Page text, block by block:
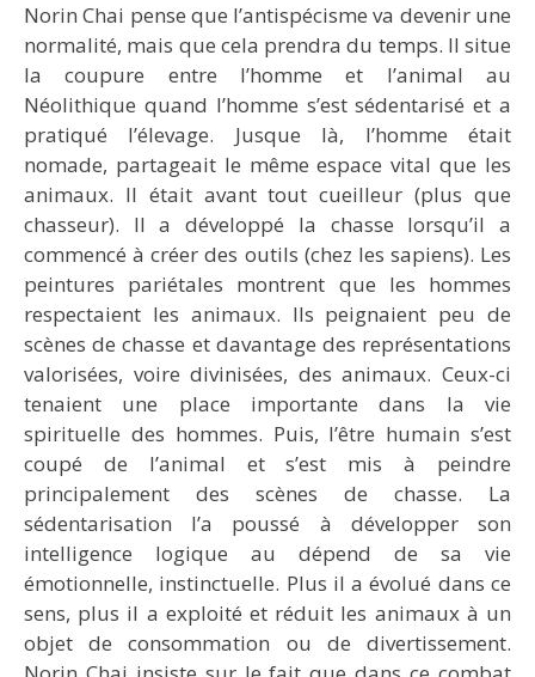
Norin Chai pense que l’antispécisme va devenir une
normalité, mais que cela prendra du temps. Il situe
la coupure entre l’homme et l’animal au
Néolithique quand l’homme s’est sédentarisé et a
pratiqué l’élevage. Jusque là, l’homme était
nomade, partageait le même espace vital que les
animaux. Il était avant tout cueilleur (plus que
chasseur). Il a développé la chasse lorsqu’il a
commencé à créer des outils (chez les sapiens). Les
peintures pariétales montrent que les hommes
respectaient les animaux. Ils peignaient peu de
scènes de chasse et davantage des représentations
valorisées, voire divinisées, des animaux. Ceux-ci
tenaient une place importante dans la vie
spirituelle des hommes. Puis, l’être humain s’est
coupé de l’animal et s’est mis à peindre
principalement des scènes de chasse. La
sédentarisation l’a poussé à développer son
intelligence logique au dépend de sa vie
émotionnelle, instinctuelle. Plus il a évolué dans ce
sens, plus il a exploité et réduit les animaux à un
objet de consommation ou de divertissement.